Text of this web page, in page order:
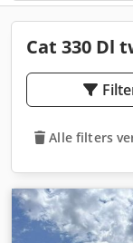
Cat 330 Dl
Alle filters